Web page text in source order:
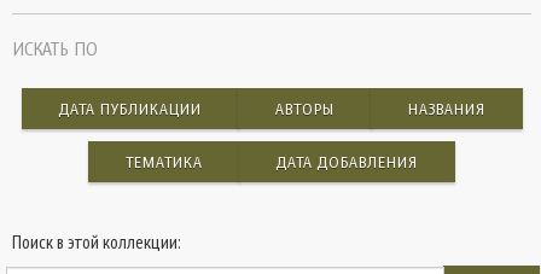
ИСКАТЬ ПО
ДАТА ПУБЛИКАЦИИ АВТОРЫ НАЗВАНИЯ
ТЕМАТИКА ДАТА ДОБАВЛЕНИЯ
Поиск в этой коллекции: